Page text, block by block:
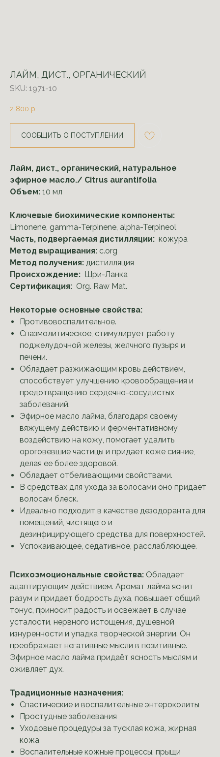
ЛАЙМ, ДИСТ., ОРГАНИЧЕСКИЙ
SKU: 1971-10
2 800 р.
СООБЩИТЬ О ПОСТУПЛЕНИИ
Лайм, дист., органический, натуральное
эфирное масло./ Citrus aurantifolia
Объем: 10 мл
Ключевые биохимические компоненты:
Limonene, gamma-Terpinene, alpha-Terpineol
Часть, подвергаемая дистилляции: кожура
Метод выращивания: c.org
Метод получения: дистилляция
Происхождение: Шри-Ланка
Сертификация: Org. Raw Mat.
Некоторые основные свойства:
Противовоспалительное.
Спазмолитическое, стимулирует работу
поджелудочной железы, желчного пузыря и
печени.
Обладает разжижающим кровь действием,
способствует улучшению кровообращения и
предотвращению сердечно-сосудистых
заболеваний.
Эфирное масло лайма, благодаря своему
вяжущему действию и ферментативному
воздействию на кожу, помогает удалить
ороговевшие частицы и придает коже сияние,
делая ее более здоровой.
Обладает отбеливающими свойствами.
В средствах для ухода за волосами оно придает
волосам блеск.
Идеально подходит в качестве дезодоранта для
помещений, чистящего и
дезинфицирующего средства для поверхностей.
Успокаивающее, седативное, расслабляющее.
Психоэмоциональные свойства: Обладает
адаптирующим действием. Аромат лайма яснит
разум и придает бодрость духа, повышает общий
тонус, приносит радость и освежает в случае
усталости, нервного истощения, душевной
изнуренности и упадка творческой энергии. Он
преображает негативные мысли в позитивные.
Эфирное масло лайма придаёт ясность мыслям и
оживляет дух.
Традиционные назначения:
Спастические и воспалительные энтероколиты
Простудные заболевания
Уходовые процедуры за тусклая кожа, жирная
кожа
Воспалительные кожные процессы, прыщи